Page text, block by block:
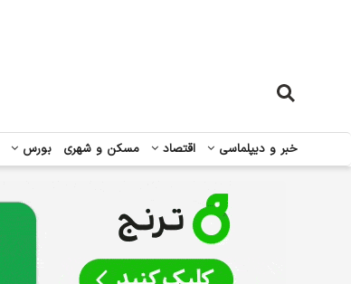
خبر و دیپلماسی اقتصاد مسکن و شهری بورس